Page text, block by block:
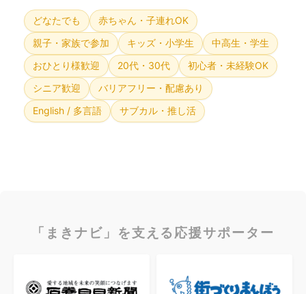
どなたでも 赤ちゃん・子連れOK
親子・家族で参加 キッズ・小学生 中高生・学生
おひとり様歓迎 20代・30代 初心者・未経験OK
シニア歓迎 バリアフリー・配慮あり
English / 多言語 サブカル・推し活
「まきナビ」を支える応援サポーター